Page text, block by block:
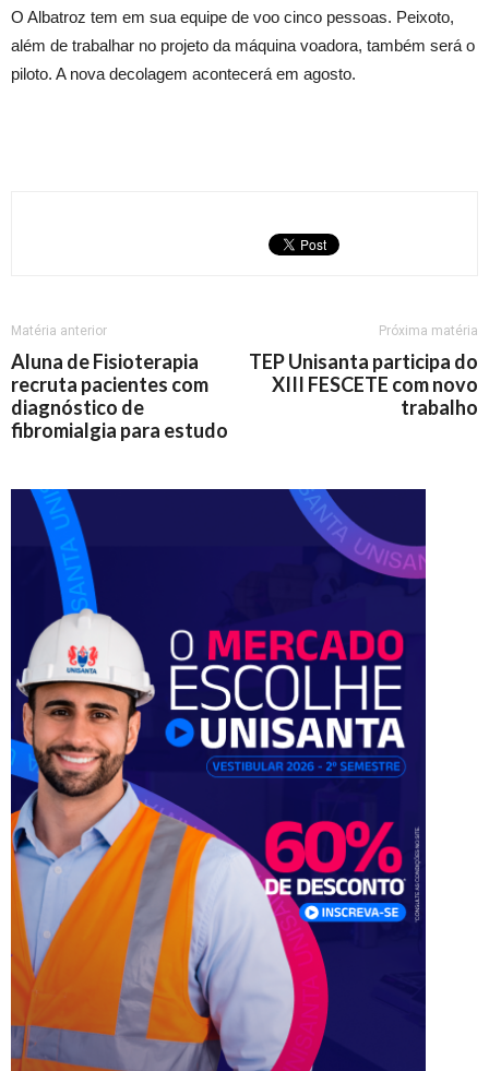
O Albatroz tem em sua equipe de voo cinco pessoas. Peixoto,
além de trabalhar no projeto da máquina voadora, também será o
piloto. A nova decolagem acontecerá em agosto.
Matéria anterior
Aluna de Fisioterapia
recruta pacientes com
diagnóstico de
fibromialgia para estudo
Próxima matéria
TEP Unisanta participa do
XIII FESCETE com novo
trabalho